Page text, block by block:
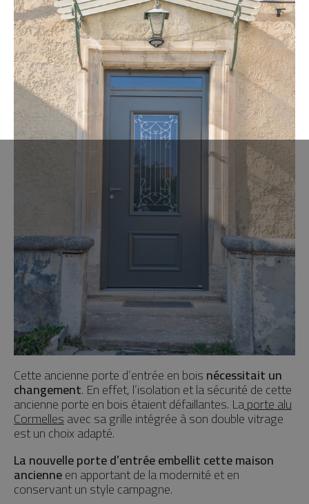
Cette ancienne porte d’entrée en boisnécessitait un
changement. En effet, l’isolation et la sécurité de cette
ancienne porte en bois étaient défaillantes. Laporte alu
Cormellesavec sa grille intégrée à son double vitrage
est un choix adapté.
La nouvelle porte d’entrée embellit cette maison
ancienneen apportant de la modernité et en
conservant un style campagne.